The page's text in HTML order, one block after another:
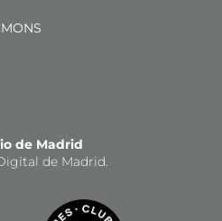
de Madrid
de Madrid.